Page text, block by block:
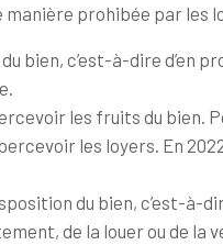
manière prohibée par
du bien, c’est-à-dire
les fruits du bien.
les loyers. En
du bien, c’est-à-
de la louer ou de la